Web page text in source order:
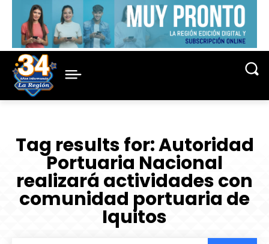
Tag results for:Autoridad
Portuaria Nacional
realizará actividades con
comunidad portuaria de
Iquitos